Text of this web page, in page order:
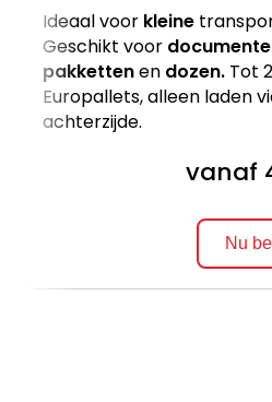
Ideaal voor kleine
Geschikt voor
pakkettenen dozen. Tot 2
Europallets, alleen laden
achterzijde.
vanaf
Nu